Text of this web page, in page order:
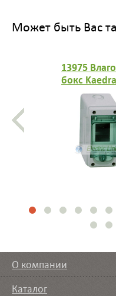
Может быть Вас
13975
бокс
О компании
Каталог